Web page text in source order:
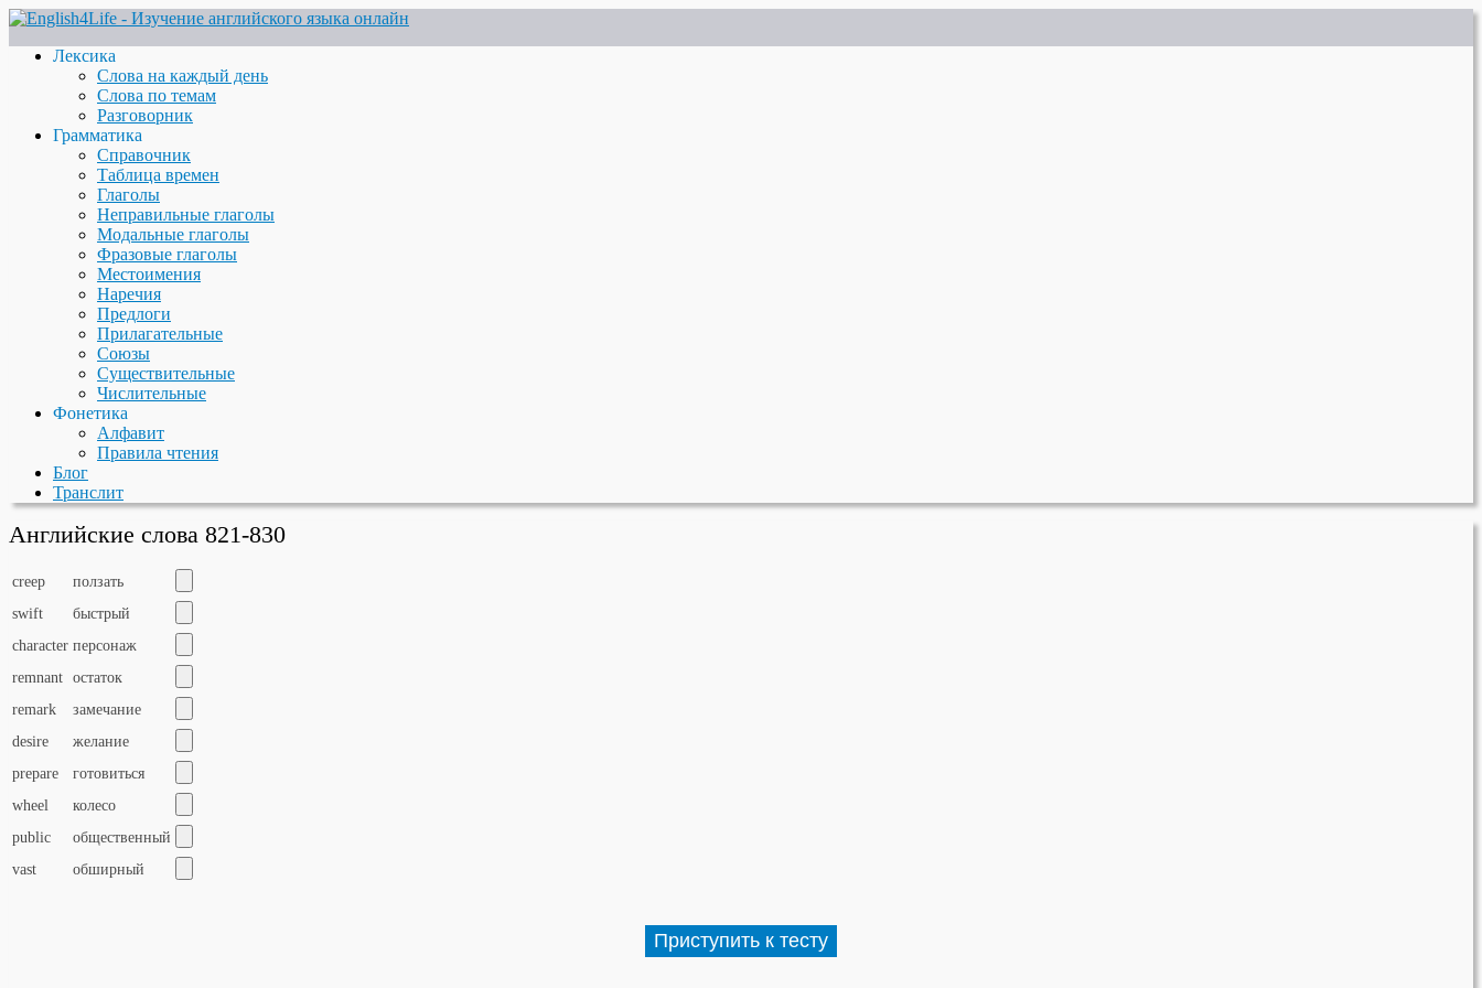
Лексика
Слова на каждый день
Слова по темам
Разговорник
Грамматика
Справочник
Таблица времен
Глаголы
Неправильные глаголы
Модальные глаголы
Фразовые глаголы
Местоимения
Наречия
Предлоги
Прилагательные
Союзы
Существительные
Числительные
Фонетика
Алфавит
Правила чтения
Блог
Транслит
Английские слова 821-830
creep
ползать
swift
быстрый
character персонаж
remnant остаток
remark
замечание
desire
желание
prepare
готовиться
wheel
колесо
public
общественный
vast
обширный
Приступить к тесту